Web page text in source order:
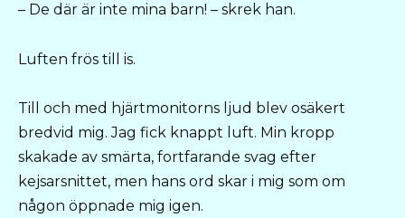
– De där är inte mina barn! – skrek han.
Luften frös till is.
Till och med hjärtmonitorns ljud blev osäkert
bredvid mig. Jag fick knappt luft. Min kropp
skakade av smärta, fortfarande svag efter
kejsarsnittet, men hans ord skar i mig som om
någon öppnade mig igen.